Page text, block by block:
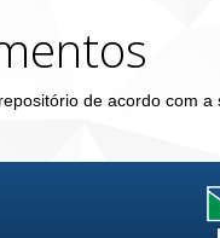
de acordo com a